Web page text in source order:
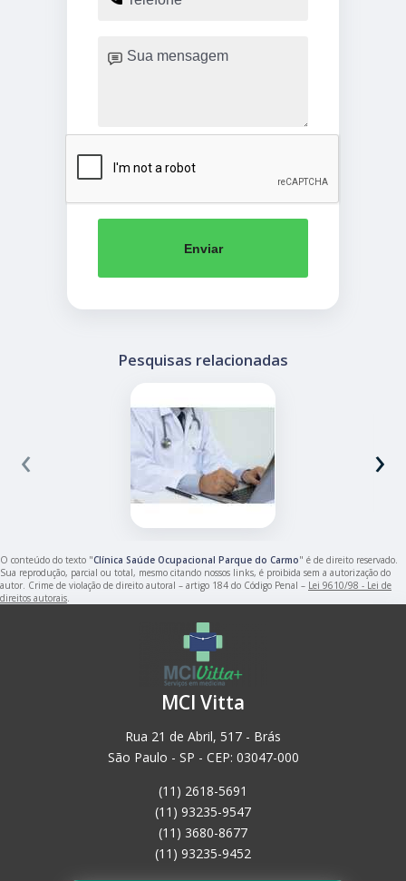
Enviar
Pesquisas relacionadas
‹ ›
O conteúdo do texto "Clínica Saúde Ocupacional Parque do Carmo" é de direito reservado.
Sua reprodução, parcial ou total, mesmo citando nossos links, é proibida sem a autorização do
autor. Crime de violação de direito autoral – artigo 184 do Código Penal – Lei 9610/98 - Lei de
direitos autorais.
MCI Vitta
Rua 21 de Abril, 517 - Brás
São Paulo - SP - CEP: 03047-000
(11) 2618-5691
(11) 93235-9547
(11) 3680-8677
(11) 93235-9452